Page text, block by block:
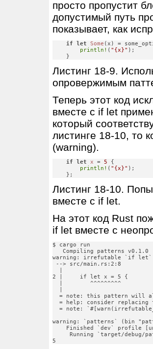
просто пропустит
допустимый путь
показывает, как
if let Some (x) =
println! ( "{x}" );
    }
Листинг 18-9.
опровержимым
Теперь этот код
вместе с if let
который
листинге 18-10, то
(warning).
if let x = 5 {
println! ( "{x}" );
    };
Листинг 18-10.
вместе с if let.
На этот код Rust
if let вместе с
$ cargo run
Compiling patterns v0.1.0
warning: irrefutable `if let`
--> src/main.rs:2:8
2 |     if let x = 5 {
  |        ^^^^^^^^^
= note: this pattern will
= help: consider replacing
= note:
warning: `patterns` (bin
Finished `dev` profile
Running `target/debug/
5